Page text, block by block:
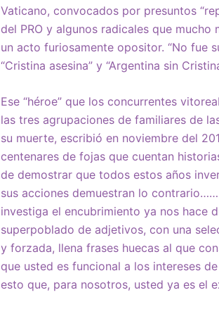
Vaticano, convocados por presuntos
del PRO y algunos radicales que
un acto furiosamente opositor. “No fue
“Cristina asesina” y “Argentina sin
Ese “héroe” que los concurrentes
las tres agrupaciones de familiares de
su muerte, escribió en noviembre del
centenares de fojas que cuentan
de demostrar que todos estos años
sus acciones demuestran lo
investiga el encubrimiento ya nos hace
superpoblado de adjetivos, con una
y forzada, llena frases huecas al que
que usted es funcional a los intereses
esto que, para nosotros, usted ya es el